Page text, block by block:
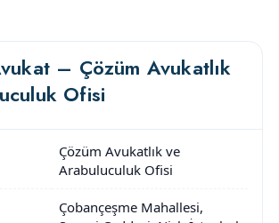
– Çözüm Avukatlık
Ofisi
Çözüm Avukatlık ve
Arabuluculuk Ofisi
Çobançeşme Mahallesi,